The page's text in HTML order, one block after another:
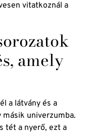
vitatkoznál a
amely
a látvány és a
univerzumba.
tét a nyerő, ezt a